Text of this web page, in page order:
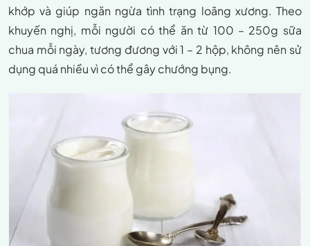
khớp và giúp ngăn ngừa tình trạng loãng xương. Theo
khuyến nghị, mỗi người có thể ăn từ 100 – 250g sữa
chua mỗi ngày, tương đương với 1 – 2 hộp, không nên sử
dụng quá nhiều vì có thể gây chướng bụng.